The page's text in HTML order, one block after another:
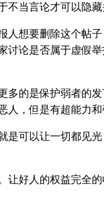
当言论才可以隐藏
人想要删除这个帖
讨论是否属于虚假
的是保护弱者的
，但是有超能力
是可以让一切都见
好人的权益完全的